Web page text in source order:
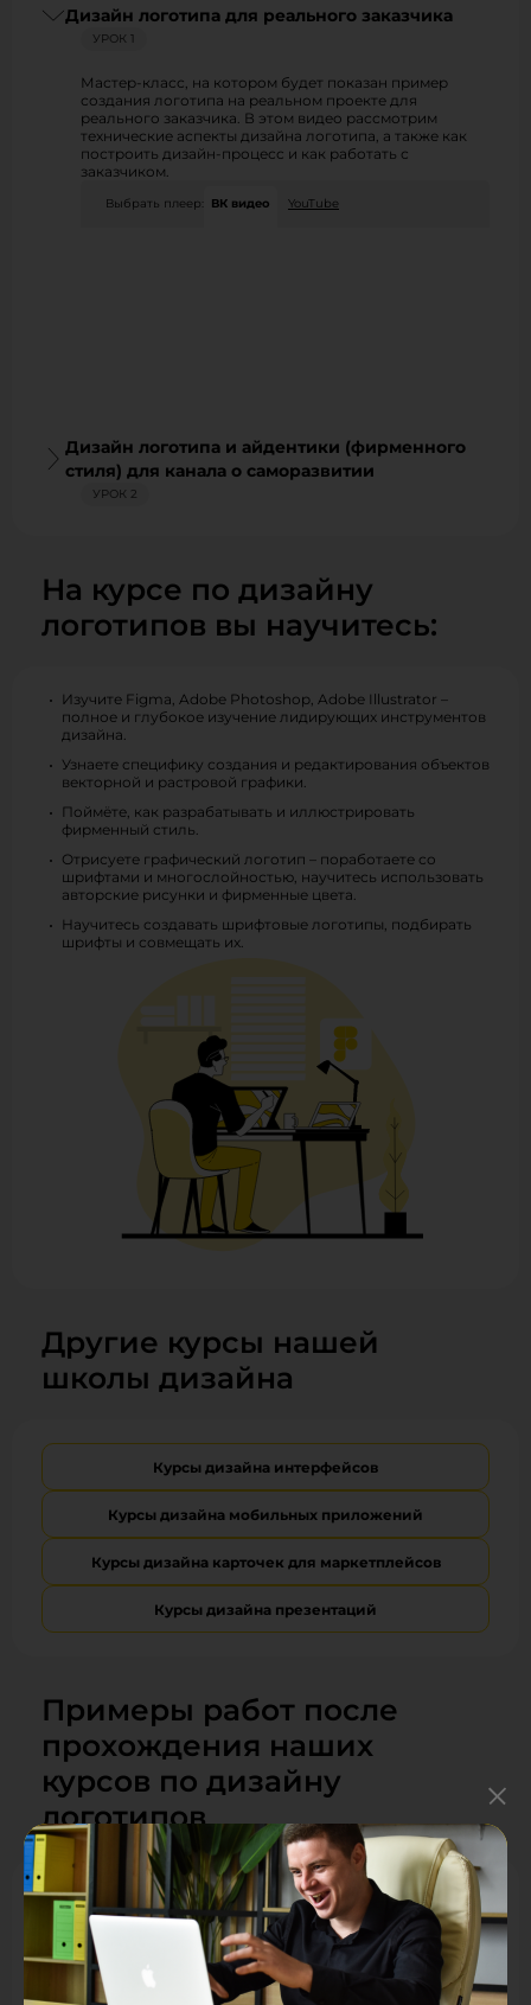
Дизайн логотипа для реального заказчика
УРОК 1
Мастер-класс, на котором будет показан пример
создания логотипа на реальном проекте для
реального заказчика. В этом видео рассмотрим
технические аспекты дизайна логотипа, а также как
построить дизайн-процесс и как работать с
заказчиком.
Выбрать плеер: ВК видео YouTube
Дизайн логотипа и айдентики (фирменного
стиля) для канала о саморазвитии
УРОК 2
На курсе по дизайну
логотипов вы научитесь:
Изучите Figma, Adobe Photoshop, Adobe Illustrator –
полное и глубокое изучение лидирующих инструментов
дизайна.
Узнаете специфику создания и редактирования объектов
векторной и растровой графики.
Поймёте, как разрабатывать и иллюстрировать
фирменный стиль.
Отрисуете графический логотип – поработаете со
шрифтами и многослойностью, научитесь использовать
авторские рисунки и фирменные цвета.
Научитесь создавать шрифтовые логотипы, подбирать
шрифты и совмещать их.
Другие курсы нашей
школы дизайна
Курсы дизайна интерфейсов
Курсы дизайна мобильных приложений
Курсы дизайна карточек для маркетплейсов
Курсы дизайна презентаций
Примеры работ после
прохождения наших
курсов по дизайну
логотипов